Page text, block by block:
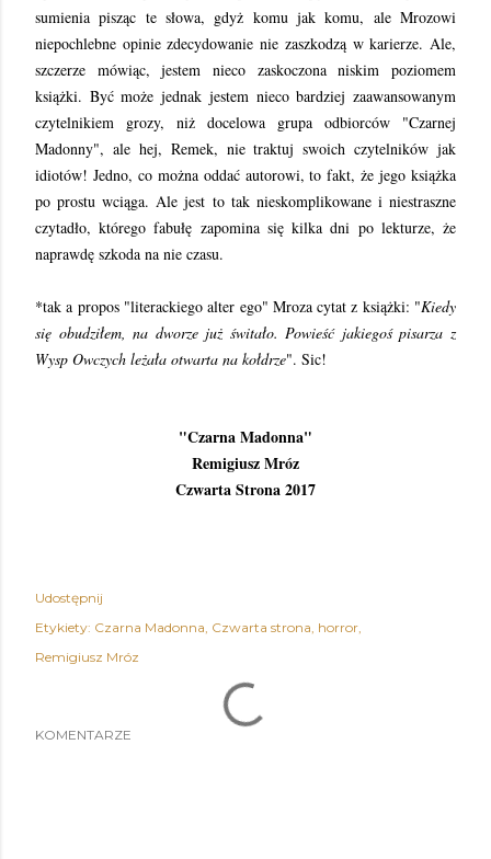
sumienia pisząc te słowa, gdyż komu jak komu, ale Mrozowi
niepochlebne opinie zdecydowanie nie zaszkodzą w karierze. Ale,
szczerze mówiąc, jestem nieco zaskoczona niskim poziomem
książki. Być może jednak jestem nieco bardziej zaawansowanym
czytelnikiem grozy, niż docelowa grupa odbiorców "Czarnej
Madonny", ale hej, Remek, nie traktuj swoich czytelników jak
idiotów! Jedno, co można oddać autorowi, to fakt, że jego książka
po prostu wciąga. Ale jest to tak nieskomplikowane i niestraszne
czytadło, którego fabułę zapomina się kilka dni po lekturze, że
naprawdę szkoda na nie czasu.
*tak a propos "literackiego alter ego" Mroza cytat z książki: "Kiedy
się obudziłem, na dworze już świtało. Powieść jakiegoś pisarza z
Wysp Owczych leżała otwarta na kołdrze". Sic!
"Czarna Madonna"
Remigiusz Mróz
Czwarta Strona 2017
Udostępnij
Etykiety: Czarna Madonna Czwarta strona horror
Remigiusz Mróz
KOMENTARZE